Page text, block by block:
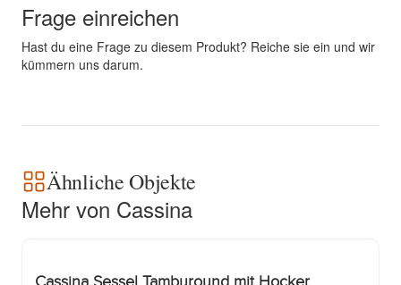
Frage einreichen
Hast du eine Frage zu diesem Produkt? Reiche sie ein und wir
kümmern uns darum.
Ähnliche Objekte
Mehr von Cassina